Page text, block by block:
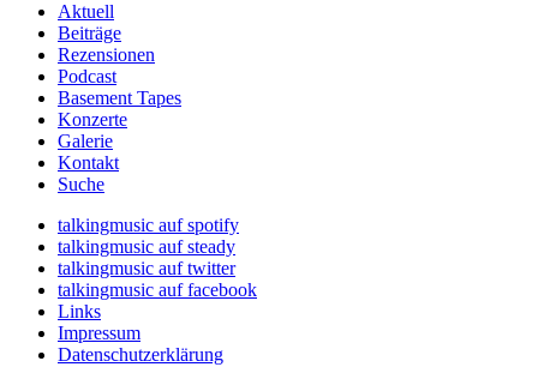
Aktuell
Beiträge
Rezensionen
Podcast
Basement Tapes
Konzerte
Galerie
Kontakt
Suche
talkingmusic auf spotify
talkingmusic auf steady
talkingmusic auf twitter
talkingmusic auf facebook
Links
Impressum
Datenschutzerklärung